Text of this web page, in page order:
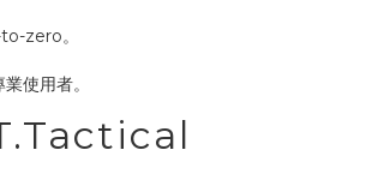
zero。
使用者。